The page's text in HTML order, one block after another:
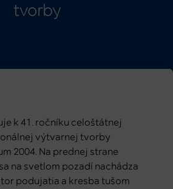
tvorby
k 41. ročníku celoštátnej
výtvarnej tvorby
2004. Na prednej strane
na svetlom pozadí nachádza
podujatia a kresba tušom